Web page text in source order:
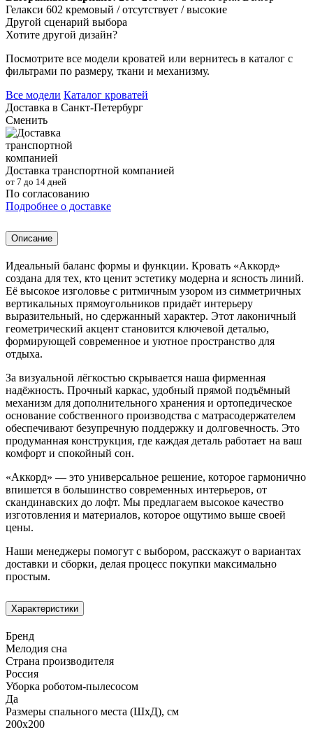
Гелакси 602 кремовый / отсутствует / высокие
Другой сценарий выбора
Хотите другой дизайн?
Посмотрите все модели кроватей или вернитесь в каталог с
фильтрами по размеру, ткани и механизму.
Все модели Каталог кроватей
Доставка в Санкт-Петербург
Сменить
Доставка транспортной компанией
от 7 до 14 дней
По согласованию
Подробнее о доставке
Описание
Идеальный баланс формы и функции. Кровать «Аккорд»
создана для тех, кто ценит эстетику модерна и ясность линий.
Её высокое изголовье с ритмичным узором из симметричных
вертикальных прямоугольников придаёт интерьеру
выразительный, но сдержанный характер. Этот лаконичный
геометрический акцент становится ключевой деталью,
формирующей современное и уютное пространство для
отдыха.
За визуальной лёгкостью скрывается наша фирменная
надёжность. Прочный каркас, удобный прямой подъёмный
механизм для дополнительного хранения и ортопедическое
основание собственного производства с матрасодержателем
обеспечивают безупречную поддержку и долговечность. Это
продуманная конструкция, где каждая деталь работает на ваш
комфорт и спокойный сон.
«Аккорд» — это универсальное решение, которое гармонично
впишется в большинство современных интерьеров, от
скандинавских до лофт. Мы предлагаем высокое качество
изготовления и материалов, которое ощутимо выше своей
цены.
Наши менеджеры помогут с выбором, расскажут о вариантах
доставки и сборки, делая процесс покупки максимально
простым.
Характеристики
Бренд
Мелодия сна
Страна производителя
Россия
Уборка роботом-пылесосом
Да
Размеры спального места (ШхД), см
200х200